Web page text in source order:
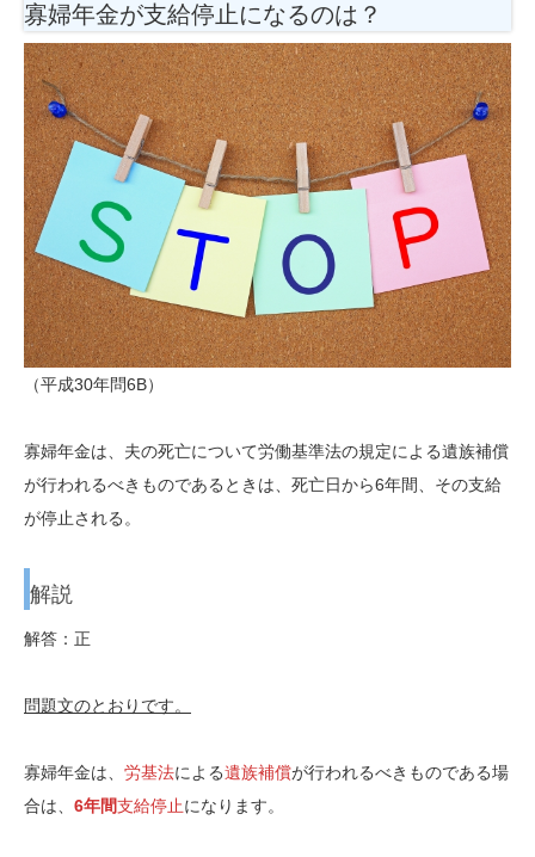
寡婦年金が支給停止になるのは？
（平成30年問6B）
寡婦年金は、夫の死亡について労働基準法の規定による遺族補償
が行われるべきものであるときは、死亡日から6年間、その支給
が停止される。
解説
解答：正
問題文のとおりです。
寡婦年金は、 労基法による遺族補償が行われるべきものである場
合は、 6年間支給停止になります。